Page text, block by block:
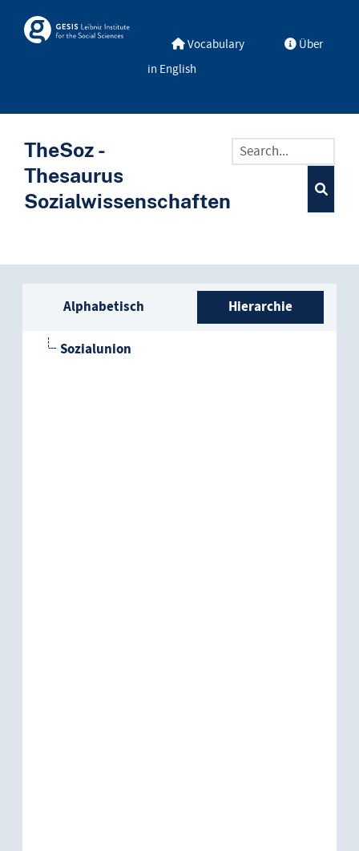
Skosmos Vocabulary
Über
in English
TheSoz -
Thesaurus
Sozialwissenschaften
Seitenleisten-Liste:
Alphabetisch Hierarchie
Sozialunion